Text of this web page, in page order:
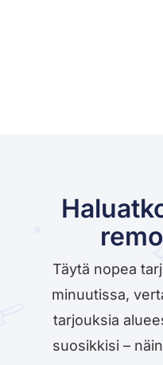
Täytä nopea
minuutissa,
tarjouksia
suosikkisi –